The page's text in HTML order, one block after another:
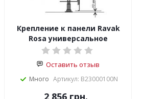
Крепление к панели Ravak
Rosa универсальное
Оставить отзыв
Много Артикул: B23000100N
2 856грн.